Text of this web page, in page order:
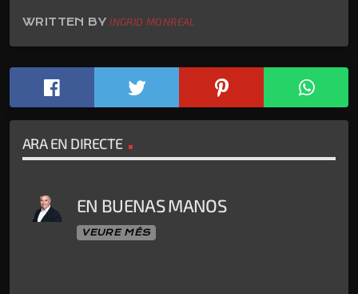
WRITTEN BYINGRID MONREAL
ARA EN DIRECTE
EN BUENAS MANOS
VEURE MÉS